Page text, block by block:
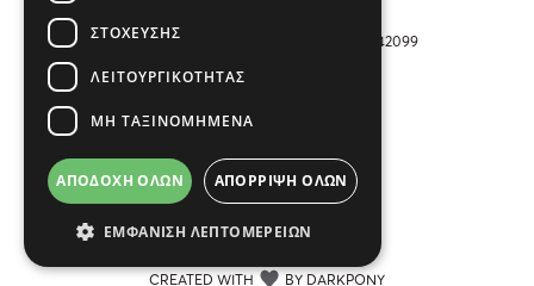
Αριθμός Πιστοποίησης Μ.Η.Τ. 242099
COPYRIGHT © 2026 Το Μανιφέστο
CREATED WITH BY DARKPONY
ΣΤΌΧΕΥΣΗΣ
ΛΕΙΤΟΥΡΓΙΚΌΤΗΤΑΣ
ΜΗ ΤΑΞΙΝΟΜΗΜΈΝΑ
ΑΠΟΔΟΧΉ ΌΛΩΝ ΑΠΌΡΡΙΨΗ ΌΛΩΝ
ΕΜΦΆΝΙΣΗ ΛΕΠΤΟΜΕΡΕΙΏΝ